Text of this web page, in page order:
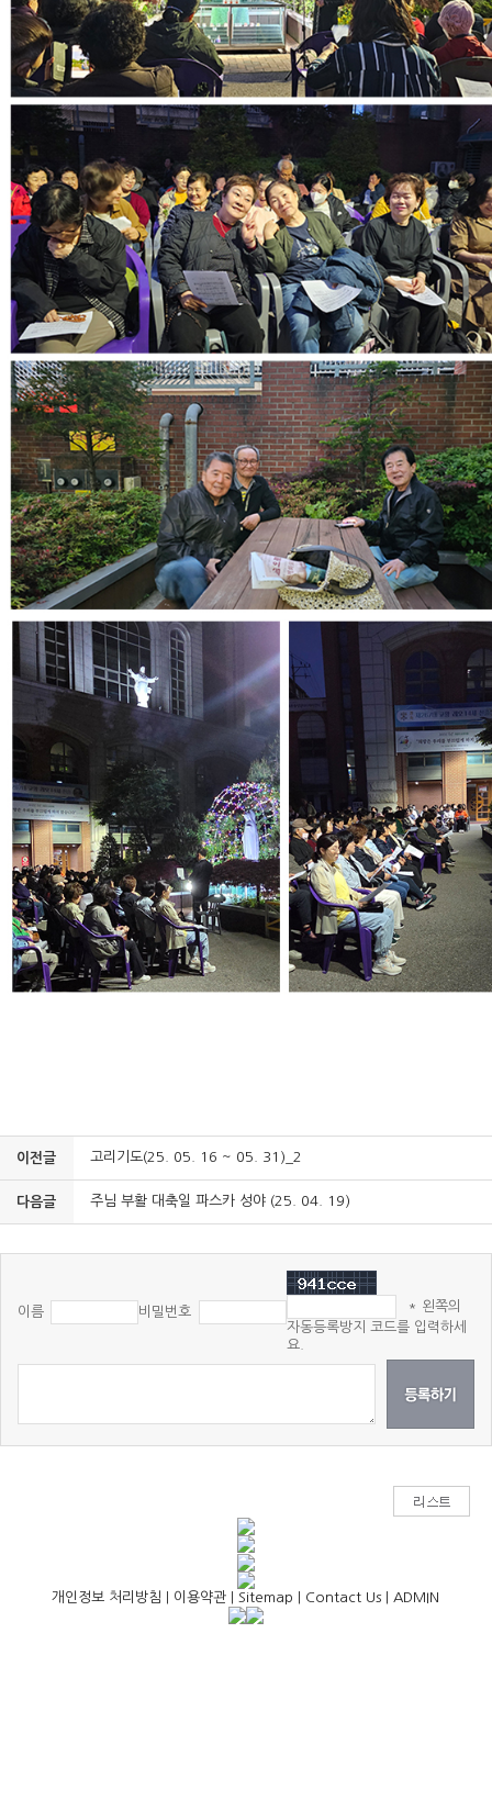
이전글 고리기도(25. 05. 16 ~ 05. 31)_2
다음글 주님 부활 대축일 파스카 성야 (25. 04. 19)
이름 비밀번호
* 왼쪽의
자동등록방지 코드를 입력하세
요.
개인정보 처리방침 이용약관 Sitemap Contact Us ADMIN